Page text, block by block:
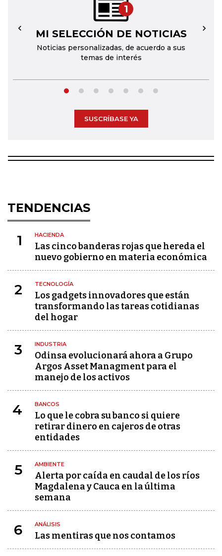
1
MI SELECCIÓN DE NOTICIAS
Noticias personalizadas, de acuerdo a sus
temas de interés
← →
SUSCRÍBASE YA
TENDENCIAS
1 HACIENDA
Las cinco banderas rojas que hereda el
nuevo gobierno en materia económica
2 TECNOLOGÍA
Los gadgets innovadores que están
transformando las tareas cotidianas
del hogar
3 INDUSTRIA
Odinsa evolucionará ahora a Grupo
Argos Asset Managment para el
manejo de los activos
4 BANCOS
Lo que le cobra su banco si quiere
retirar dinero en cajeros de otras
entidades
5 AMBIENTE
Alerta por caída en caudal de los ríos
Magdalena y Cauca en la última
semana
6 ANÁLISIS
Las mentiras que nos contamos